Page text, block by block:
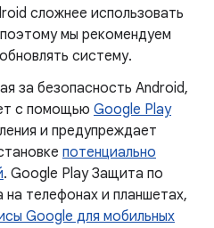
сложнее использовать
мы рекомендуем
систему.
за безопасность Android,
с помощью Google Play
и предупреждает
потенциально
. Google Play Защита по
телефонах и планшетах,
Google для мобильных